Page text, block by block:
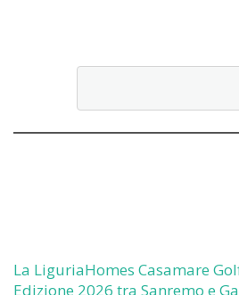
La LiguriaHomes Casamare
Edizione 2026 tra Sanremo e